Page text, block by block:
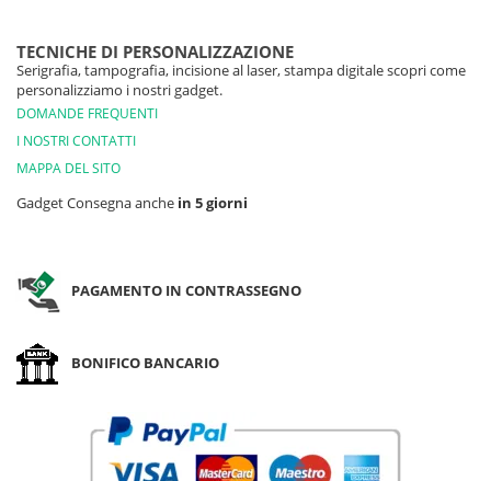
TECNICHE DI PERSONALIZZAZIONE
Serigrafia, tampografia, incisione al laser, stampa digitale scopri come
personalizziamo i nostri gadget.
DOMANDE FREQUENTI
I NOSTRI CONTATTI
MAPPA DEL SITO
Gadget Consegna anche in 5 giorni
PAGAMENTO IN CONTRASSEGNO
BONIFICO BANCARIO